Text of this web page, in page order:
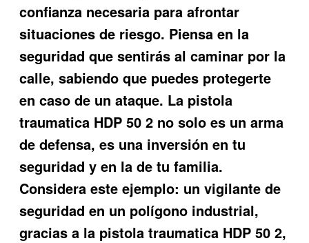
confianza necesaria para afrontar
situaciones de riesgo. Piensa en la
seguridad que sentirás al caminar por la
calle, sabiendo que puedes protegerte
en caso de un ataque. La pistola
traumatica HDP 50 2 no solo es un arma
de defensa, es una inversión en tu
seguridad y en la de tu familia.
Considera este ejemplo: un vigilante de
seguridad en un polígono industrial,
gracias a la pistola traumatica HDP 50 2,